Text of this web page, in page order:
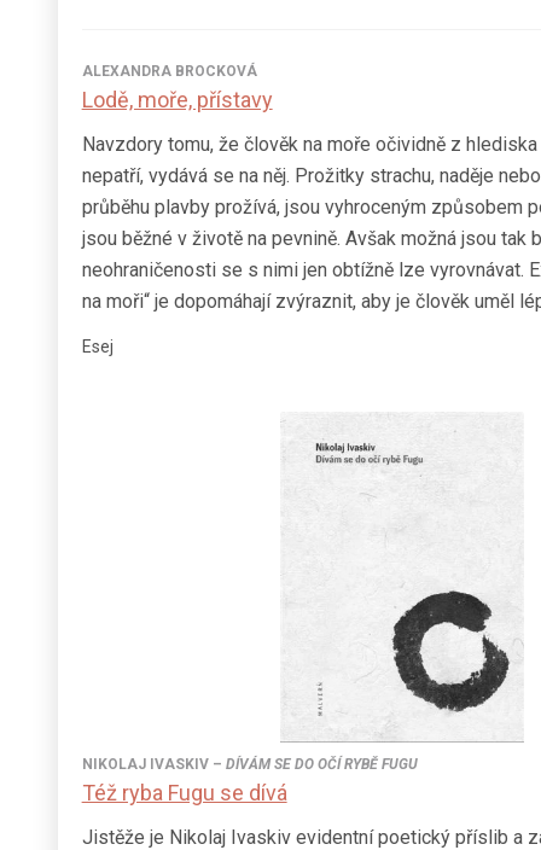
ALEXANDRA BROCKOVÁ
Lodě, moře, přístavy
Navzdory tomu, že člověk na moře očividně z
nepatří, vydává se na něj. Prožitky strachu, naděje
průběhu plavby prožívá, jsou vyhroceným způsobem
jsou běžné v životě na pevnině. Avšak možná jsou tak
neohraničenosti se s nimi jen obtížně lze vyrovnávat.
na moři“ je dopomáhají zvýraznit, aby je člověk uměl
Esej
NIKOLAJ IVASKIV– DÍVÁM SE DO OČÍ RYBĚ FUGU
Též ryba Fugu se dívá
Jistěže je Nikolaj Ivaskiv evidentní poetický příslib a